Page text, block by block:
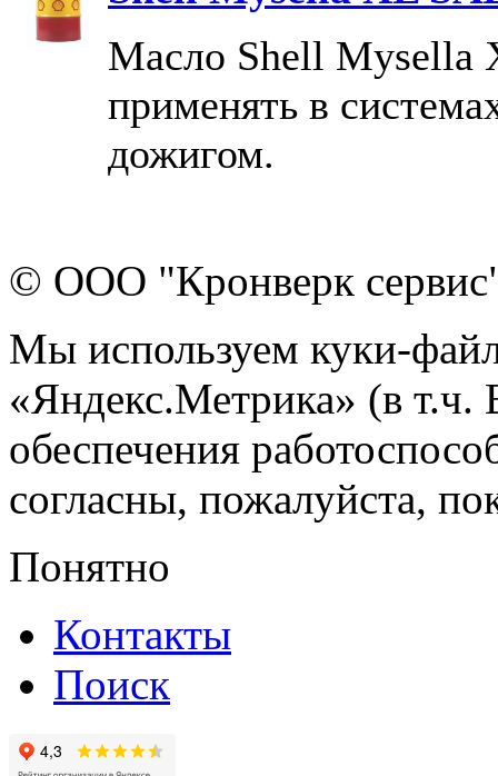
Масло Shell Mysella
применять в
дожигом.
© ООО "Кронверк
Мы используем куки-
«Яндекс.Метрика» (в т.ч.
обеспечения
согласны, пожалуйста,
Понятно
Контакты
Поиск